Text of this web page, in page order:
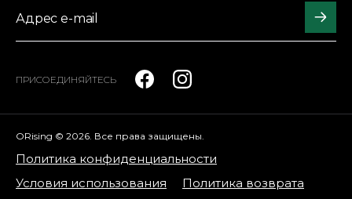
ПРИСОЕДИНЯЙТЕСЬ
ORising © 2026. Все права защищены.
Политика конфиденциальности
Условия использования
Политика возврата